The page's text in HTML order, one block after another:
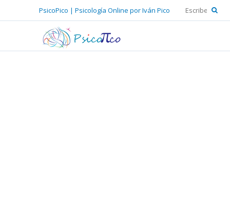
PsicoPico | Psicología Online por Iván Pico